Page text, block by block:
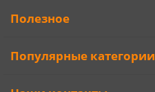
Полезное
Популярные категории